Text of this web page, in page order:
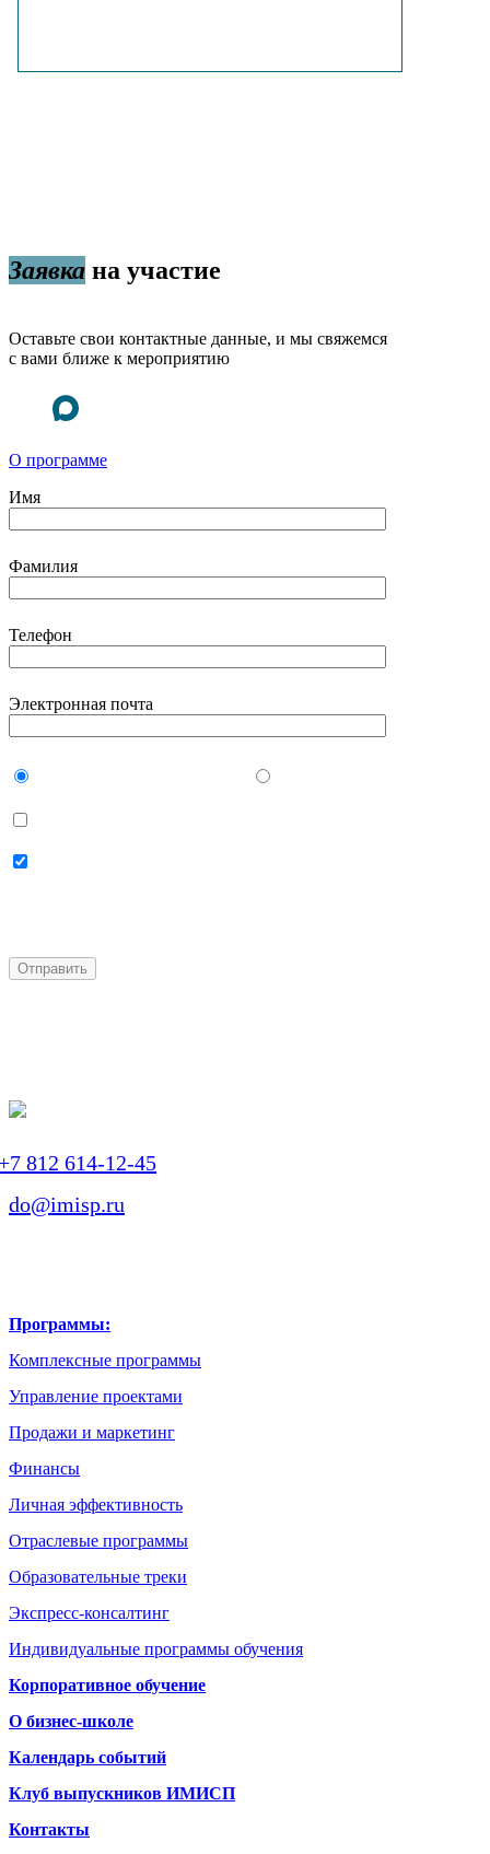
Заявка на участие
Оставьте свои контактные данные, и мы свяжемся
с вами ближе к мероприятию
О программе
Имя
Фамилия
Телефон
Электронная почта
812 614-12-45
do@imisp.ru
Программы:
Комплексные программы
Управление проектами
Продажи и маркетинг
Финансы
Личная эффективность
Отраслевые программы
Образовательные треки
Экспресс-консалтинг
Индивидуальные программы обучения
Корпоративное обучение
О бизнес-школе
Календарь событий
Клуб выпускников ИМИСП
Контакты